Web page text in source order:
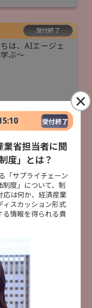
受付終了
は、AIエージェ
ぶ〜
受付終了
を成功に導くエン
ト～
受付終了
業省担当者に聞
度」とは？
「サプライチェーン
度」について、制
応は何か、経済産業
ィスカッション形式
る情報を得られる貴
×